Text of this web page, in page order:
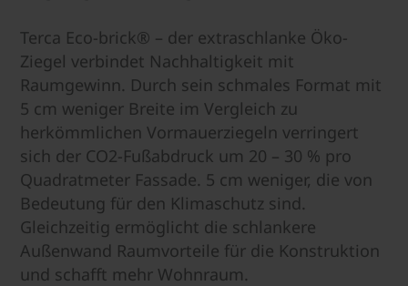
Terca Eco-brick® – der extraschlanke Öko-
Ziegel verbindet Nachhaltigkeit mit
Raumgewinn. Durch sein schmales Format mit
5 cm weniger Breite im Vergleich zu
herkömmlichen Vormauerziegeln verringert
sich der CO2-Fußabdruck um 20 – 30 % pro
Quadratmeter Fassade. 5 cm weniger, die von
Bedeutung für den Klimaschutz sind.
Gleichzeitig ermöglicht die schlankere
Außenwand Raumvorteile für die Konstruktion
und schafft mehr Wohnraum.